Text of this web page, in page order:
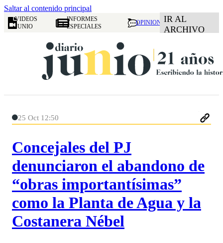
Saltar al contenido principal
VIDEOS
JUNIO
INFORMES
ESPECIALES
OPINION IR AL
ARCHIVO
25 Oct 12:50
Concejales del PJ
denunciaron el abandono de
“obras importantísimas”
como la Planta de Agua y la
Costanera Nébel